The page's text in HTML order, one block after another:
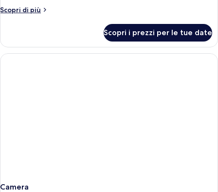
Scopri di più
Altri
Scopri i prezzi per le tue date
Camera